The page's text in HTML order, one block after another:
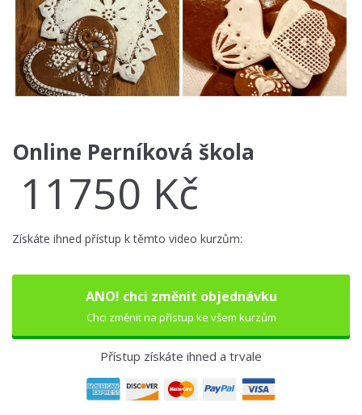
Online Perníková škola
11750 Kč
Získáte ihned přístup k těmto video kurzům:
ANO! chci změnit objednávku
Chci změnit na přístup ke všem kurzům
Přístup získáte ihned a trvale